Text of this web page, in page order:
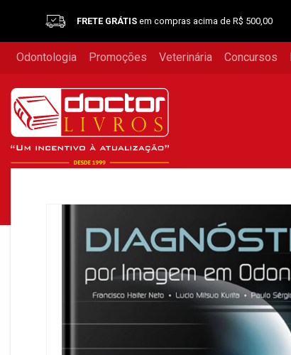
FRETE GRÁTIS em compras acima de R$ 500,00
Odontologia Promoções Veterinária Concursos